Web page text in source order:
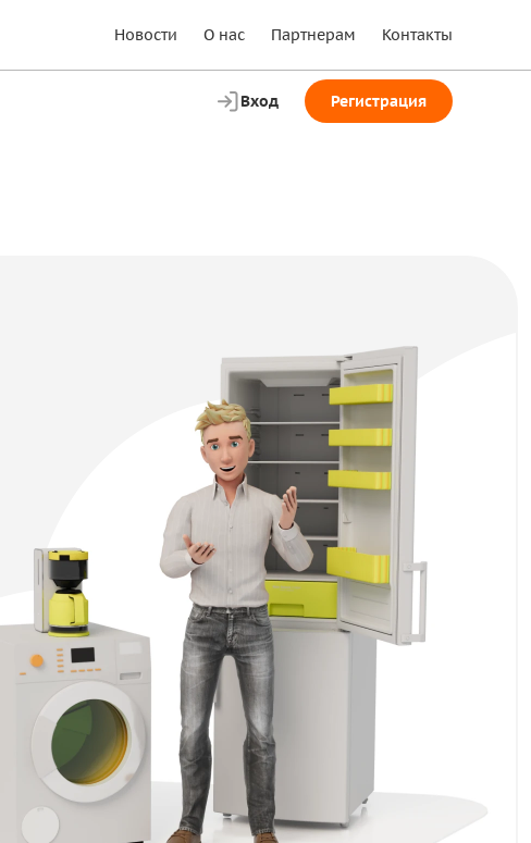
Новости О нас Партнерам Контакты
Вход Регистрация